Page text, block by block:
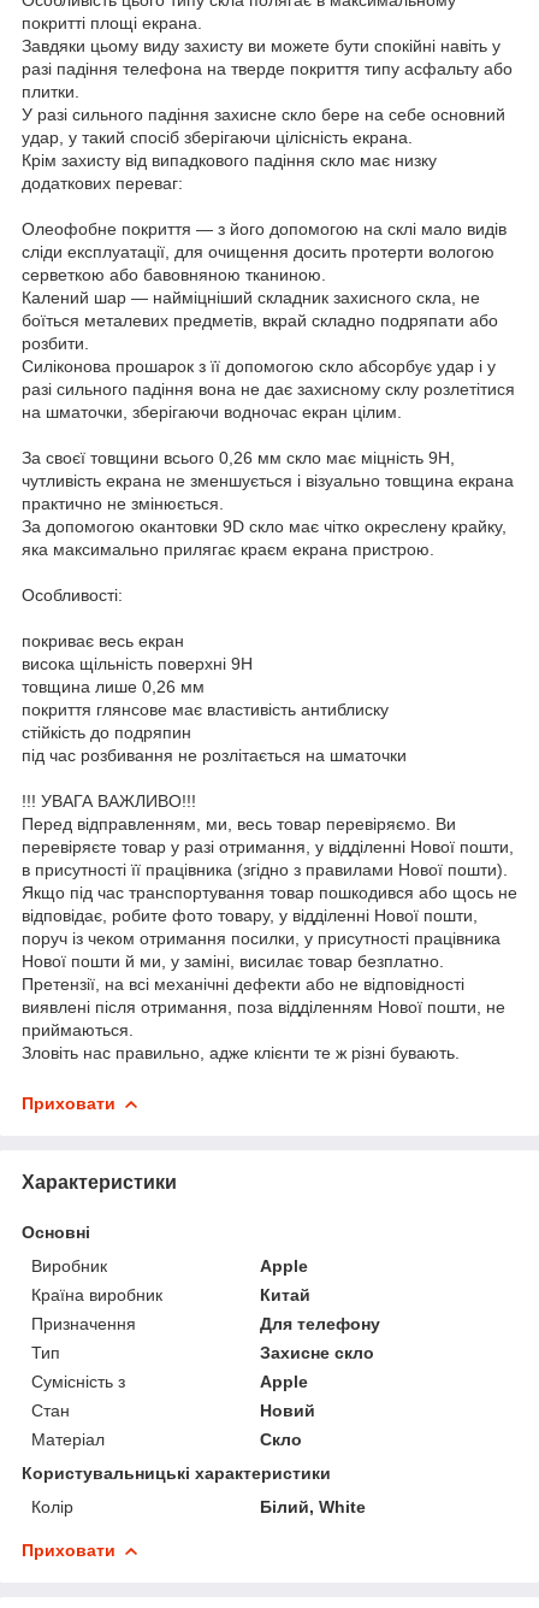
покритті площі екрана.
Завдяки цьому виду захисту ви можете бути спокійні навіть у
разі падіння телефона на тверде покриття типу асфальту або
плитки.
У разі сильного падіння захисне скло бере на себе основний
удар, у такий спосіб зберігаючи цілісність екрана.
Крім захисту від випадкового падіння скло має низку
додаткових переваг:
Олеофобне покриття — з його допомогою на склі мало видів
сліди експлуатації, для очищення досить протерти вологою
серветкою або бавовняною тканиною.
Калений шар — найміцніший складник захисного скла, не
боїться металевих предметів, вкрай складно подряпати або
розбити.
Силіконова прошарок з її допомогою скло абсорбує удар і у
разі сильного падіння вона не дає захисному склу розлетітися
на шматочки, зберігаючи водночас екран цілим.
За своєї товщини всього 0,26 мм скло має міцність 9Н,
чутливість екрана не зменшується і візуально товщина екрана
практично не змінюється.
За допомогою окантовки 9D скло має чітко окреслену крайку,
яка максимально прилягає краєм екрана пристрою.
Особливості:
покриває весь екран
висока щільність поверхні 9Н
товщина лише 0,26 мм
покриття глянсове має властивість антиблиску
стійкість до подряпин
під час розбивання не розлітається на шматочки
!!! УВАГА ВАЖЛИВО!!!
Перед відправленням, ми, весь товар перевіряємо. Ви
перевіряєте товар у разі отримання, у відділенні Нової пошти,
в присутності її працівника (згідно з правилами Нової пошти).
Якщо під час транспортування товар пошкодився або щось не
відповідає, робите фото товару, у відділенні Нової пошти,
поруч із чеком отримання посилки, у присутності працівника
Нової пошти й ми, у заміні, висилає товар безплатно.
Претензії, на всі механічні дефекти або не відповідності
виявлені після отримання, поза відділенням Нової пошти, не
приймаються.
Зловіть нас правильно, адже клієнти те ж різні бувають.
Приховати
Характеристики
Основні
Виробник
Apple
Країна виробник
Китай
Призначення
Для телефону
Тип
Захисне скло
Сумісність з
Apple
Стан
Новий
Матеріал
Скло
Користувальницькі характеристики
Колір
Білий, White
Приховати